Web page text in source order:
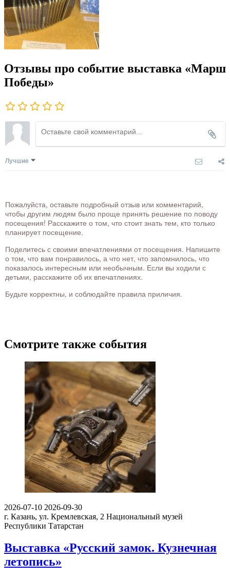
Отзывы про событие выставка «Марш
Победы»
Лучшие
Пожалуйста, оставьте подробный отзыв или комментарий,
чтобы другим людям было проще принять решение по поводу
посещения! Расскажите о том, что стоит знать тем, кто только
планирует посещение.
Поделитесь с своими впечатлениями от посещения. Напишите
о том, что вам понравилось, а что нет, что запомнилось, что
показалось интересным или необычным. Если вы ходили с
детьми, расскажите об их впечатлениях.
Будьте корректны, и соблюдайте правила приличия.
Смотрите также события
2026-07-10 2026-09-30
г. Казань, ул. Кремлевская, 2 Национальный музей
Республики Татарстан
Выставка «Русский замок. Кузнечная
летопись»